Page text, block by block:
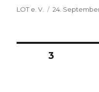
Autor
LOT e. V.
Veröffentlicht
24.
SEITE3